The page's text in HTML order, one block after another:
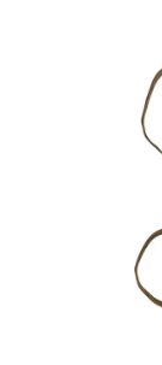
VĚRNOSTNÍ